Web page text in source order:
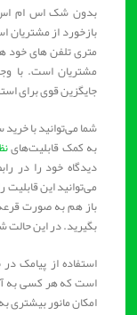
بدون شک اس ام اس
بازخورد از
متری تلفن های خود
مشتریان است. با
جایگزین قوی برای
شما می‌توانید با
به کمک قابلیت‌های
دیدگاه خود را در
می‌توانید این قابلیت
باز هم به صورت قرعه
بگیرید. در این حالت
استفاده از پیامک
است که هر کسی به آن
امکان مانور بیشتری